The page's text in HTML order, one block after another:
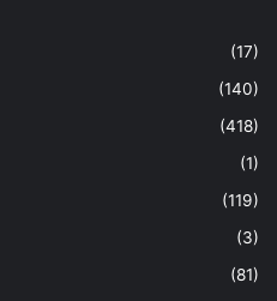
(17)
(140)
(418)
(1)
(119)
(3)
(81)